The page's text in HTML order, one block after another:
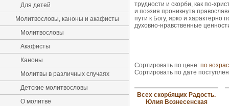
Для детей
Молитвословы, каноны и акафисты
Молитвословы
Акафисты
Каноны
Молитвы в различных случаях
Детские молитвословы
О молитве
трудности и скорби, как по-
и поэзия проникнута
пути к Богу, ярко и характерно
духовно-нравственные
Сортировать по цене: по
Сортировать по дате
Всех скорбящих Радость.
Юлия Вознесенская